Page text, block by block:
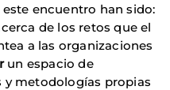
encuentro han sido:
de los retos que el
a las organizaciones
un espacio de
y metodologías propias